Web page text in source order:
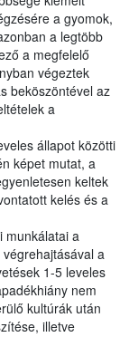
a gyomok,
a legtöbb
a megfelelő
végeztek
beköszöntével az
a
állapot közötti
képet mutat, a
keltek
kelés és a
munkálatai a
a
1-5 leveles
nem
kultúrák után
illetve